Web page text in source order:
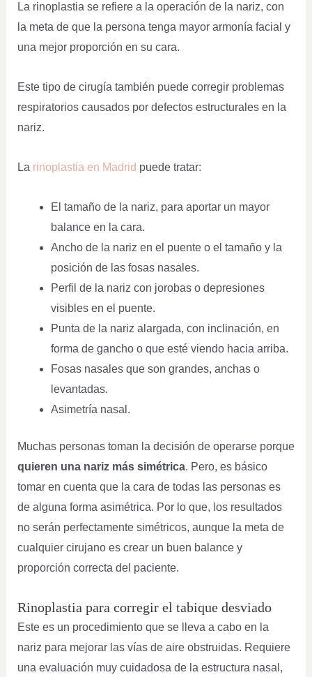
La rinoplastia se refiere a la operación de la nariz, con
la meta de que la persona tenga mayor armonía facial y
una mejor proporción en su cara.
Este tipo de cirugía también puede corregir problemas
respiratorios causados por defectos estructurales en la
nariz.
La rinoplastia en Madrid puede tratar:
El tamaño de la nariz, para aportar un mayor
balance en la cara.
Ancho de la nariz en el puente o el tamaño y la
posición de las fosas nasales.
Perfil de la nariz con jorobas o depresiones
visibles en el puente.
Punta de la nariz alargada, con inclinación, en
forma de gancho o que esté viendo hacia arriba.
Fosas nasales que son grandes, anchas o
levantadas.
Asimetría nasal.
Muchas personas toman la decisión de operarse porque
quieren una nariz más simétrica. Pero, es básico
tomar en cuenta que la cara de todas las personas es
de alguna forma asimétrica. Por lo que, los resultados
no serán perfectamente simétricos, aunque la meta de
cualquier cirujano es crear un buen balance y
proporción correcta del paciente.
Rinoplastia para corregir el tabique desviado
Este es un procedimiento que se lleva a cabo en la
nariz para mejorar las vías de aire obstruidas. Requiere
una evaluación muy cuidadosa de la estructura nasal,